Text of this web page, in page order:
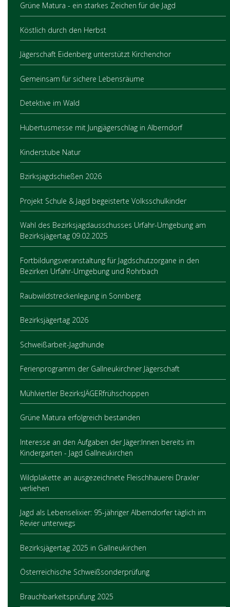
Grüne Matura - ein starkes Zeichen für die Jagd
Köstlich durch den Herbst
Jägerschaft Eidenberg unterstützt Kirchenchor
Gemeinsam für sichere Lebensräume
Detektive im Wald
Hubertusmesse mit Jungjägerschlag in Alberndorf
Kinderstube Natur
Bzirksjagdschießen 2026
Projekt Schule & Jagd begeisterte Volksschulkinder
Wahl des Bezirksjagdausschusses Urfahr-Umgebung am
Bezirksjägertag 09.02.2025
Fortbildungsveranstaltung für Jagdschutzorgane in den
Bezirken Urfahr-Umgebung und Rohrbach
Raubwildstreckenlegung in Sonnberg
Bezirksjägertag 2026
Schweißarbeit-Jagdhunde
Ferienprogramm der Gallneukirchner Jägerschaft
Mühlviertler BezirksJÄGERfrühschoppen
Grüne Matura erfolgreich bestanden
Interesse an den Aufgaben der Jäger:Innen bereits im
Kindergarten - Jagd Gallneukirchen
Wildplakette an ausgezeichnete Fleischhauerei Draxler
verliehen
Jagd als Lebenselixier: 95-jähriger Alberndorfer täglich im
Revier unterwegs
Bezirksjägertag 2025 in Gallneukirchen
Österreichische Schweißsonderprüfung
Brauchbarkeitsprüfung 2025